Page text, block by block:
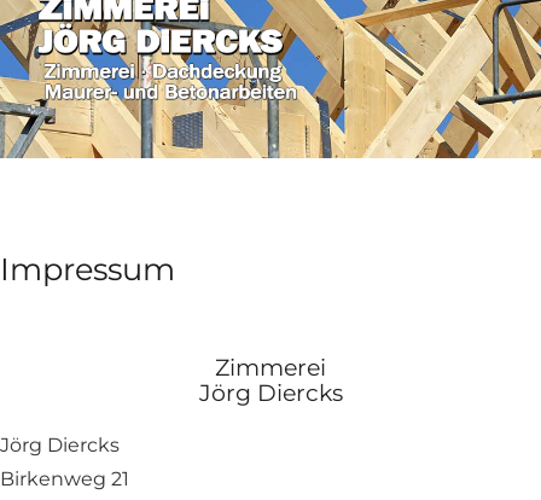
Impressum
Zimmerei
Jörg Diercks
Jörg Diercks
Birkenweg 21